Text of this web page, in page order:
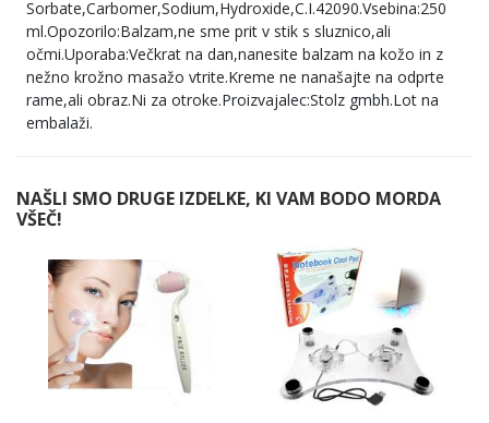
Sorbate,Carbomer,Sodium,Hydroxide,C.I.42090.Vsebina:250
ml.Opozorilo:Balzam,ne sme prit v stik s sluznico,ali
očmi.Uporaba:Večkrat na dan,nanesite balzam na kožo in z
nežno krožno masažo vtrite.Kreme ne nanašajte na odprte
rame,ali obraz.Ni za otroke.Proizvajalec:Stolz gmbh.Lot na
embalaži.
NAŠLI SMO DRUGE IZDELKE, KI VAM BODO MORDA
VŠEČ!